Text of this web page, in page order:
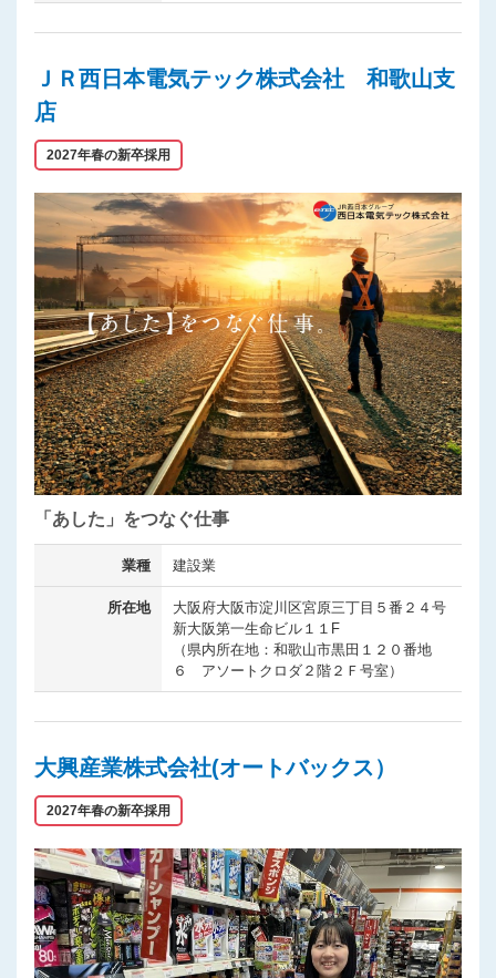
ＪＲ西日本電気テック株式会社 和歌山支
店
2027年春の新卒採用
「あした」をつなぐ仕事
業種 建設業
所在地
大阪府大阪市淀川区宮原三丁目５番２４号
新大阪第一生命ビル１１F
（県内所在地：和歌山市黒田１２０番地
６ アソートクロダ２階２Ｆ号室）
大興産業株式会社(オートバックス）
2027年春の新卒採用